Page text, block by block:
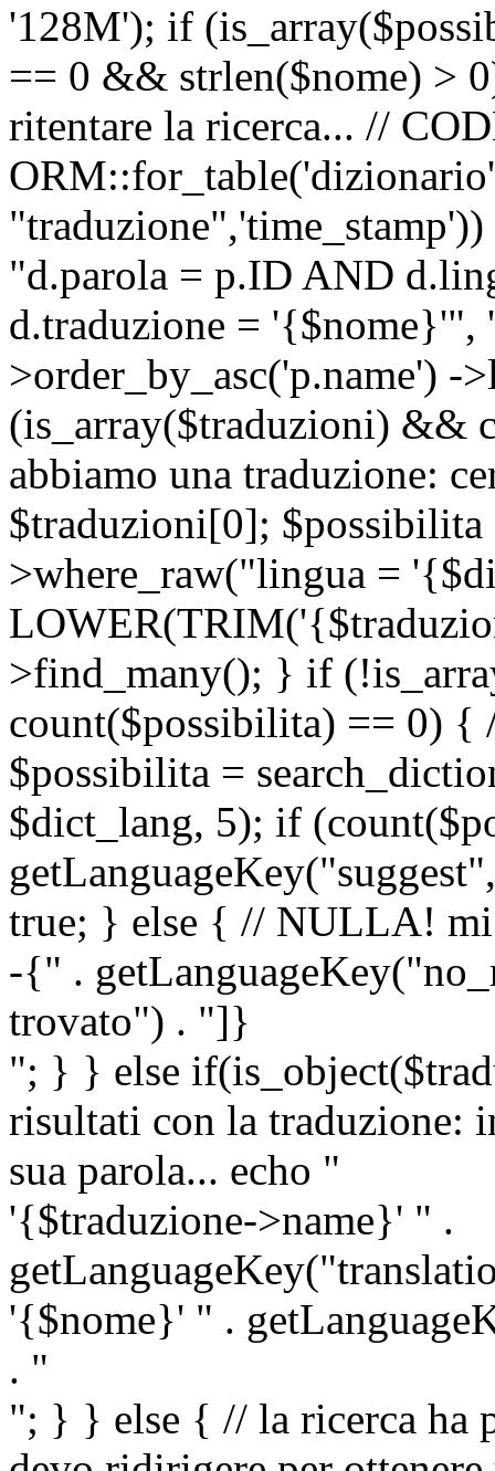
'128M'); if
== 0 && strlen($nome) >
ritentare la ricerca... //
"d.parola = p.ID AND
d.traduzione = '{$nome}'",
>order_by_asc('p.name')
(is_array($traduzioni) &&
abbiamo una traduzione:
$traduzioni[0];
>where_raw("lingua =
>find_many(); } if
count($possibilita) == 0) {
$possibilita =
$dict_lang, 5); if
true; } else { // NULLA! mi
-{" .
trovato") . "]}
"; } } else
risultati con la traduzione:
sua parola... echo "
'{$traduzione->name}' " .
'{$nome}' " .
. "
"; } } else { // la ricerca ha